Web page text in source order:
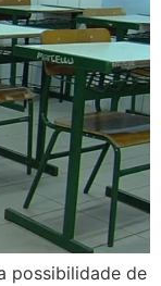
possibilidade de